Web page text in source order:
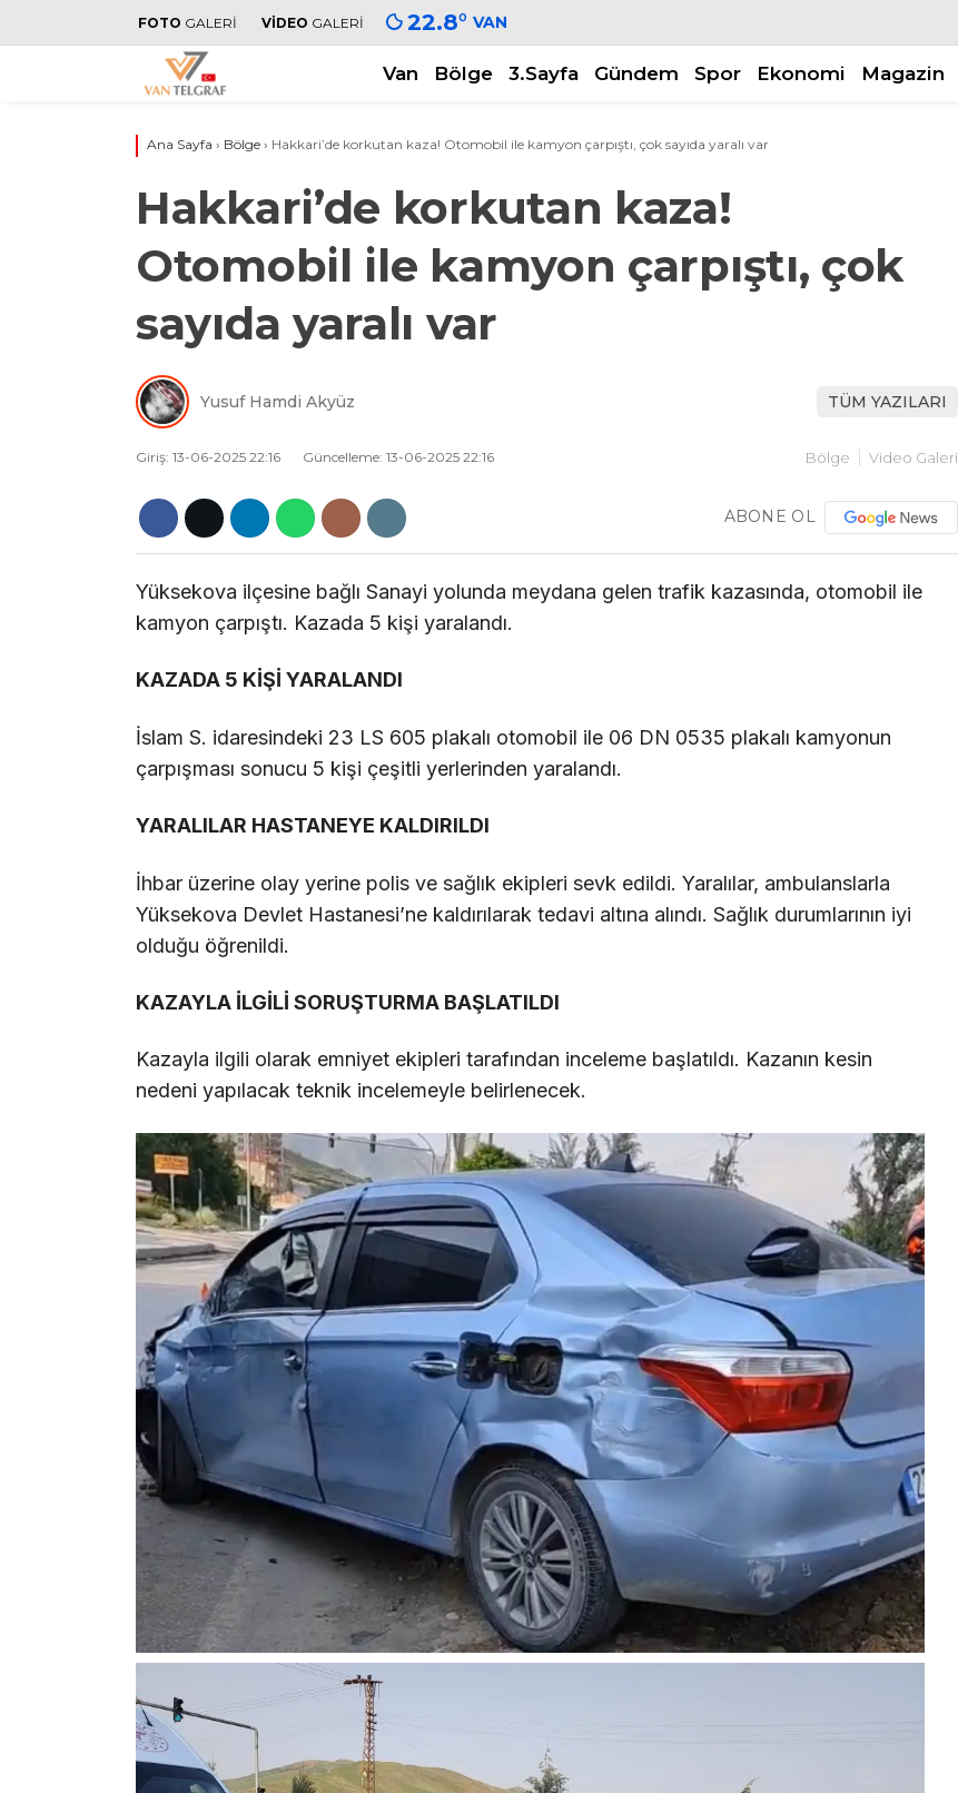
FOTO GALERİ VİDEO GALERİ 22.8° VAN
Van Bölge 3.Sayfa Gündem Spor Ekonomi Magazin
Ana Sayfa › Bölge › Hakkari’de korkutan kaza! Otomobil ile kamyon çarpıştı, çok sayıda yaralı var
Hakkari’de korkutan kaza!
Otomobil ile kamyon çarpıştı, çok
sayıda yaralı var
Yusuf Hamdi Akyüz TÜM YAZILARI
Giriş: 13-06-2025 22:16 Güncelleme: 13-06-2025 22:16 Bölge Video Galeri
ABONE OL
Yüksekova ilçesine bağlı Sanayi yolunda meydana gelen trafik kazasında, otomobil ile
kamyon çarpıştı. Kazada 5 kişi yaralandı.
KAZADA 5 KİŞİ YARALANDI
İslam S. idaresindeki 23 LS 605 plakalı otomobil ile 06 DN 0535 plakalı kamyonun
çarpışması sonucu 5 kişi çeşitli yerlerinden yaralandı.
YARALILAR HASTANEYE KALDIRILDI
İhbar üzerine olay yerine polis ve sağlık ekipleri sevk edildi. Yaralılar, ambulanslarla
Yüksekova Devlet Hastanesi’ne kaldırılarak tedavi altına alındı. Sağlık durumlarının iyi
olduğu öğrenildi.
KAZAYLA İLGİLİ SORUŞTURMA BAŞLATILDI
Kazayla ilgili olarak emniyet ekipleri tarafından inceleme başlatıldı. Kazanın kesin
nedeni yapılacak teknik incelemeyle belirlenecek.